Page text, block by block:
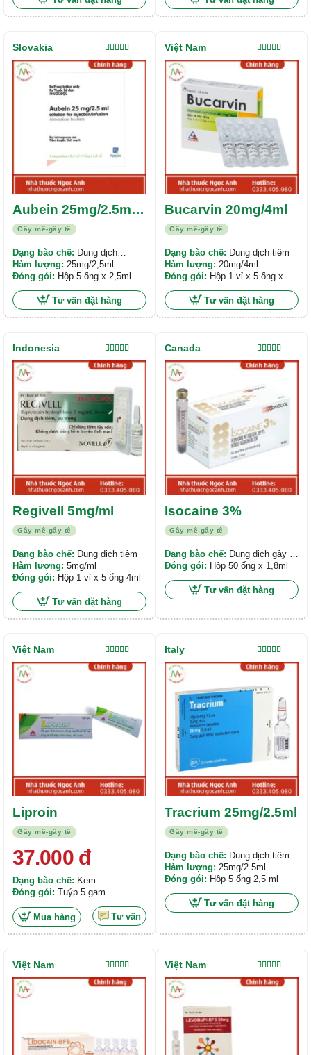
Gây mê-gây tê
Aubein 25mg/2.5ml
solution for
Được xếp
hạng5.00
Dạng bào chế:
tiêm/truyền
Hàm lượng: 25mg/2,5ml
Đóng gói: Hộp 5 ống x 2,5ml
Tư vấn đặt hàng
Slovakia
Gây mê-gây tê
Bucarvin 20mg/4ml
Được xếp
hạng5.00
Dạng bào chế: Dung dịch tiêm
Hàm lượng: 20mg/4ml
Đóng gói: Hộp 1 vỉ x 5 ống x
4ml
Tư vấn đặt hàng
Việt Nam
Gây mê-gây tê
Regivell 5mg/ml
Được xếp
hạng5.00
Dạng bào chế: Dung dịch tiêm
Hàm lượng: 5mg/ml
Đóng gói: Hộp 1 vỉ x 5 ống 4ml
Tư vấn đặt hàng
Indonesia
Gây mê-gây tê
Isocaine 3%
Được xếp
hạng5.00
Dạng bào chế: Dung dịch gây tê
nha khoa
Đóng gói: Hộp 50 ống x 1,8ml
Tư vấn đặt hàng
Canada
Gây mê-gây tê
Liproin
Được xếp
hạng5.00
37.000đ
Dạng bào chế: Kem
Đóng gói: Tuýp 5 gam
Mua hàng Tư vấn
Việt Nam
Gây mê-gây tê
Tracrium 25mg/2.5ml
Được xếp
hạng5.00
Dạng bào chế: Dung dịch tiêm,
truyền tĩnh mạch
Hàm lượng: 25mg/2.5ml
Đóng gói: Hộp 5 ống 2,5 ml
Tư vấn đặt hàng
Italy
Được xếp
hạng5.00
Việt Nam
Được xếp
hạng5.00
Việt Nam